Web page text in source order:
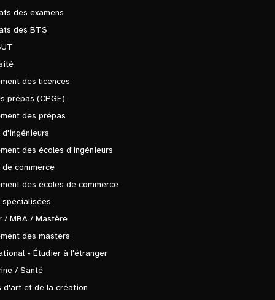
des examens
des BTS
des licences
prépas (CPGE)
des prépas
d'ingénieurs
des écoles d'ingénieurs
de commerce
des écoles de commerce
spécialisées
/ MBA / Mastère
des masters
- Étudier à l'étranger
/ Santé
d'art et de la création